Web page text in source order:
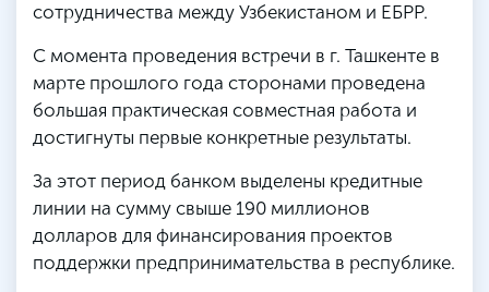
сотрудничества между Узбекистаном и ЕБРР.
С момента проведения встречи в г. Ташкенте в
марте прошлого года сторонами проведена
большая практическая совместная работа и
достигнуты первые конкретные результаты.
За этот период банком выделены кредитные
линии на сумму свыше 190 миллионов
долларов для финансирования проектов
поддержки предпринимательства в республике.